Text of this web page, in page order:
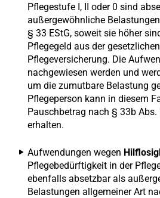
Pflegestufe I, II oder 0 sind
außergewöhnliche
§ 33 EStG, soweit sie höher
Pflegegeld aus der
Pflegeversicherung. Die
nachgewiesen werden und
um die zumutbare Belastung
Pflegeperson kann in diesem
Pauschbetrag nach § 33b Abs.
erhalten.
Aufwendungen wegen
Pflegebedürftigkeit in der
ebenfalls absetzbar als
Belastungen allgemeiner Art